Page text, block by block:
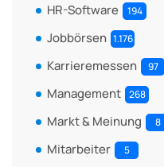
HR-Software 194
Jobbörsen 1.176
Karrieremessen 97
Management 268
Markt & Meinung 8
Mitarbeiter 5